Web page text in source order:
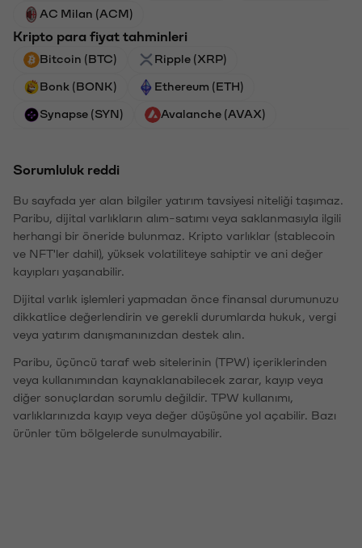
AC Milan (ACM)
Kripto para fiyat tahminleri
Bitcoin (BTC) Ripple (XRP)
Bonk (BONK) Ethereum (ETH)
Synapse (SYN) Avalanche (AVAX)
Sorumluluk reddi
Bu sayfada yer alan bilgiler yatırım tavsiyesi niteliği taşımaz.
Paribu, dijital varlıkların alım-satımı veya saklanmasıyla ilgili
herhangi bir öneride bulunmaz. Kripto varlıklar (stablecoin
ve NFT'ler dahil), yüksek volatiliteye sahiptir ve ani değer
kayıpları yaşanabilir.
Dijital varlık işlemleri yapmadan önce finansal durumunuzu
dikkatlice değerlendirin ve gerekli durumlarda hukuk, vergi
veya yatırım danışmanınızdan destek alın.
Paribu, üçüncü taraf web sitelerinin (TPW) içeriklerinden
veya kullanımından kaynaklanabilecek zarar, kayıp veya
diğer sonuçlardan sorumlu değildir. TPW kullanımı,
varlıklarınızda kayıp veya değer düşüşüne yol açabilir. Bazı
ürünler tüm bölgelerde sunulmayabilir.